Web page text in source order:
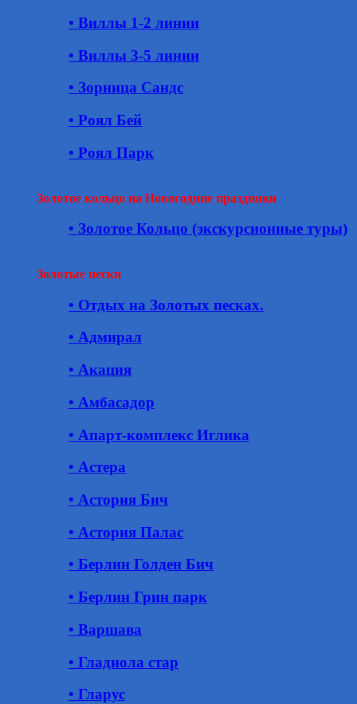
• Виллы 1-2 линии
• Виллы 3-5 линии
• Зорница Сандс
• Роял Бей
• Роял Парк
Золотое кольцо на Новогодние праздники
• Золотое Кольцо (экскурсионные туры)
Золотые пески
• Отдых на Золотых песках.
• Адмирал
• Акация
• Амбасадор
• Апарт-комплекс Иглика
• Астера
• Астория Бич
• Астория Палас
• Берлин Голден Бич
• Берлин Грин парк
• Варшава
• Гладиола стар
• Гларус